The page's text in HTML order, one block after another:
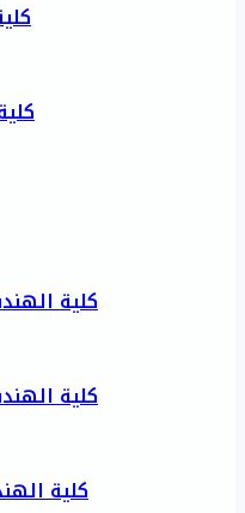
كلية
كلية
كلية